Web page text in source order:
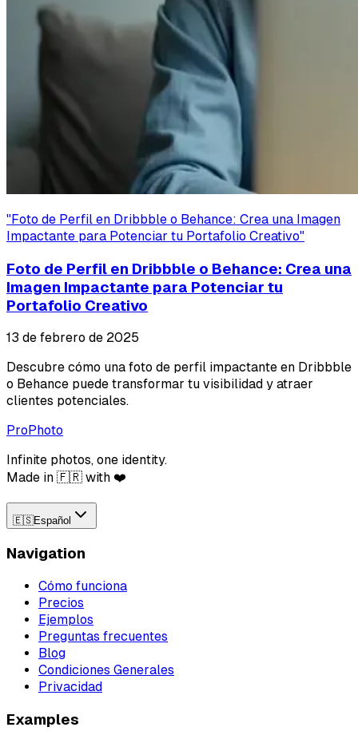
"Foto de Perfil en Dribbble o Behance: Crea una Imagen
Impactante para Potenciar tu Portafolio Creativo"
Foto de Perfil en Dribbble o Behance: Crea una
Imagen Impactante para Potenciar tu
Portafolio Creativo
13 de febrero de 2025
Descubre cómo una foto de perfil impactante en Dribbble
o Behance puede transformar tu visibilidad y atraer
clientes potenciales.
ProPhoto
Infinite photos, one identity.
Made in 🇫🇷 with ❤️
🇪🇸Español
Navigation
Cómo funciona
Precios
Ejemplos
Preguntas frecuentes
Blog
Condiciones Generales
Privacidad
Examples